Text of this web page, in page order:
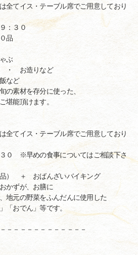
てイス・テーブル席でご用意しており
：３０
品
ぶ
・ お造りなど
など
素材を存分に使った、
堪能頂けます。
てイス・テーブル席でご用意しており
０ ※早めの食事についてはご相談下さ
品） ＋ おばんざいバイキング
かずが、お膳に
地元の野菜をふんだんに使用した
おでん」等です。
－－－－－－－－－－－－